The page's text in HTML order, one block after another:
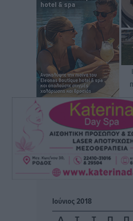
Διακοπές στην Κάρπαθο για τον
Τοπικές Ειδήσεις πριν 2 ώρες
Ρόδος: Τραυματίστηκε 53χρονος
Τοπικές Ειδήσεις• πριν 2 ώρες
Airbnb: Αυξημένα έσοδα στο β’
το Μουντιάλ
Ειδήσεις πριν 2 ώρες
Ενίσχυση των υπηρεσιών υγείας
Ρόδου: «Η πολιτική βούληση
αφαίρεση»
Ιούνιος 2018